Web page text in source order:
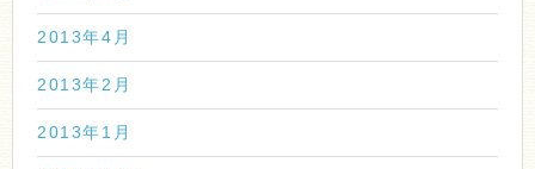
2013年4月
2013年2月
2013年1月